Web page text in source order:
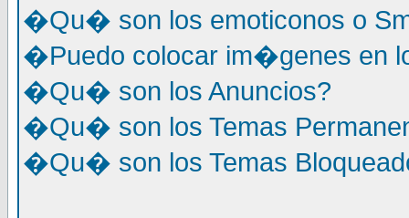
�Qu� son los emoticonos o
�Puedo colocar im�genes en
�Qu� son los Anuncios?
�Qu� son los Temas
�Qu� son los Temas